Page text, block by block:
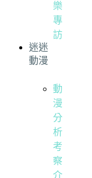
樂
專
訪
迷迷
動漫
動
漫
分
析
考
察
介